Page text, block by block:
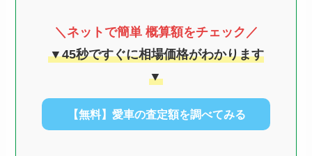
＼ネットで簡単 概算額をチェック／
▼45秒ですぐに相場価格がわかります
▼
【無料】愛車の査定額を調べてみる